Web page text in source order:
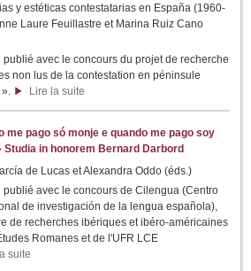
y estéticas contestatarias en España (1960-
Laure Feuillastre et Marina Ruiz Cano
publié avec le concours du projet de recherche
non lus de la contestation en péninsule
Lire la suite
me pago só monje e quando me pago soy
Studia in honorem Bernard Darbord
de Lucas et Alexandra Oddo (éds.)
publié avec le concours de Cilengua (Centro
de investigación de la lengua española),
de recherches ibériques et ibéro-américaines
Romanes et de l'UFR LCE
suite